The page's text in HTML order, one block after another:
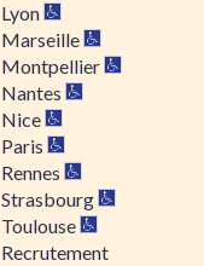
Lyon
Marseille
Montpellier
Nantes
Nice
Paris
Rennes
Strasbourg
Toulouse
Recrutement